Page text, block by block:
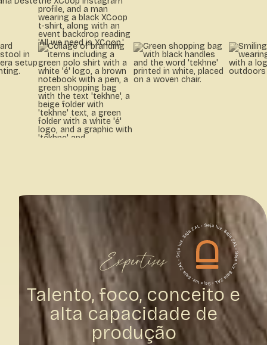
Expertises
Talento, foco, conceito e
alta capacidade de
produção